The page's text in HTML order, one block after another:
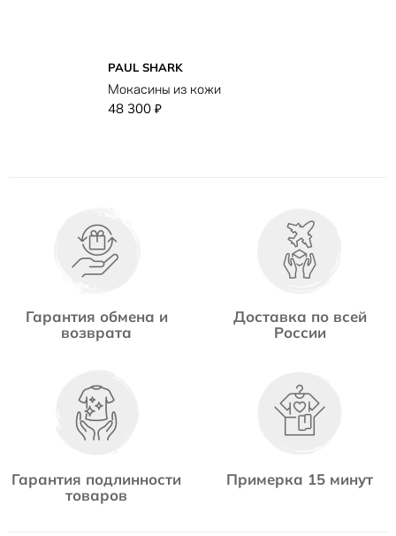
PAUL SHARK
Мокасины из кожи
48 300 ₽
Гарантия обмена и
возврата
Доставка по всей
России
Гарантия подлинности
товаров
Примерка 15 минут